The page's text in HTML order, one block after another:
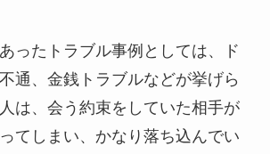
ったトラブル事例としては、ド
通、金銭トラブルなどが挙げら
は、会う約束をしていた相手が
てしまい、かなり落ち込んでい